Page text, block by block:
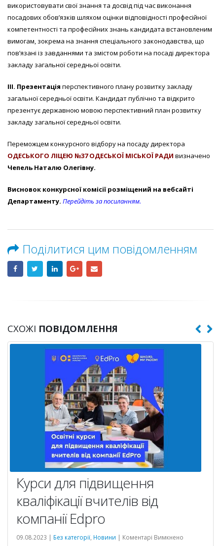
використовувати свої знання та досвід під час виконання
посадових обов’язків шляхом оцінки відповідності професійної
компетентності та професійних знань кандидата встановленим
вимогам, зокрема на знання спеціального законодавства, що
пов’язані із завданнями та змістом роботи на посаді директора
закладу загальної середньої освіти.
ІІІ. Презентація перспективного плану розвитку закладу
загальної середньої освіти. Кандидат публічно та відкрито
презентує державною мовою перспективний план розвитку
закладу загальної середньої освіти.
Переможцем конкурсного відбору на посаду директора
ОДЕСЬКОГО ЛІЦЕЮ №37 ОДЕСЬКОЇ МІСЬКОЇ РАДИ визначено
Чепель Наталю Олегівну.
Висновок конкурсної комісії розміщений на вебсайті
Департаменту. Перейдіть за посиланням.
Поділитися цим повідомленням
СХОЖІ ПОВІДОМЛЕННЯ
Курси для підвищення
кваліфікації вчителів від
компанії Edpro
09.08.2023 | Без категорії Новини | Коментарі Вимкнено